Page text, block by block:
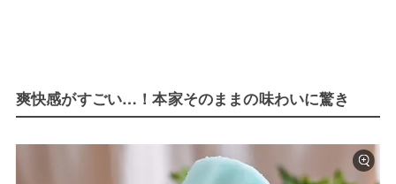
爽快感がすごい…！本家そのままの味わいに驚き